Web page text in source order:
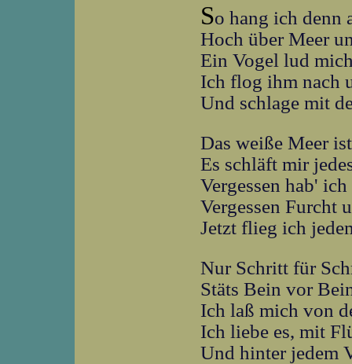
So hang ich denn
Hoch über Meer
Ein Vogel lud
Ich flog ihm nach
Und schlage mit
Das weiße Meer
Es schläft mir
Vergessen hab'
Vergessen Furcht
Jetzt flieg ich
Nur Schritt für
Stäts Bein vor
Ich laß mich von
Ich liebe es, mit
Und hinter jedem